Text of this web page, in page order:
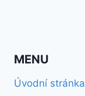
MENU
Úvodní stránka